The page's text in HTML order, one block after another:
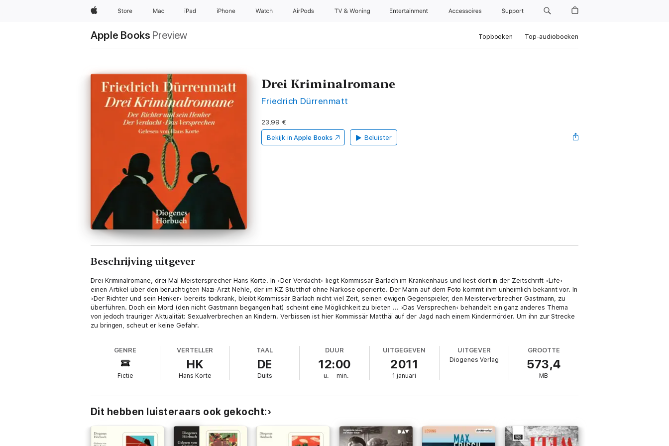
AppleStore Mac iPad iPhone Watch AirPods TV & Woning Entertainment Accessoires Support
Apple Books Preview Topboeken Top-audioboeken
Drei Kriminalromane
Friedrich Dürrenmatt
23,99 €
Bekijk in Apple Books Beluister
Beschrijving uitgever
Drei Kriminalromane, drei Mal Meistersprecher Hans Korte. In ›Der Verdacht‹ liegt Kommissär Bärlach im Krankenhaus und liest dort in der Zeitschrift ›Life‹
einen Artikel über den berüchtigten Nazi-Arzt Nehle, der im KZ Stutthof ohne Narkose operierte. Der Mann auf dem Foto kommt ihm unheimlich bekannt vor. In
›Der Richter und sein Henker‹ bereits todkrank, bleibt Kommissär Bärlach nicht viel Zeit, seinen ewigen Gegenspieler, den Meisterverbrecher Gastmann, zu
überführen. Doch ein Mord (den nicht Gastmann begangen hat) scheint eine Möglichkeit zu bieten ... ›Das Versprechen‹ behandelt ein ganz anderes Thema
von jedoch trauriger Aktualität: Sexualverbrechen an Kindern. Verbissen ist hier Kommissär Matthäi auf der Jagd nach einem Kindermörder. Um ihn zur Strecke
zu bringen, scheut er keine Gefahr.
GENRE
Fictie
VERTELLER
HK
Hans Korte
TAAL
DE
Duits
DUUR
12:00
u. min.
UITGEGEVEN
2011
1 januari
UITGEVER
Diogenes Verlag
GROOTTE
573,4
MB
Dit hebben luisteraars ook gekocht: